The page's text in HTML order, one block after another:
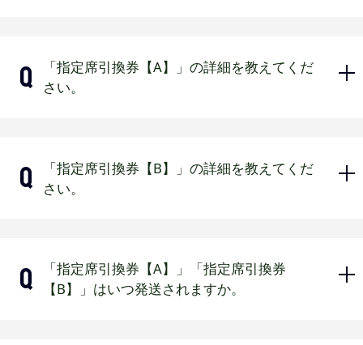
本券はいかなる場合も再発行いたしません。
本券は換金できません。
前売券先行販売期間中の引き換え、事
前予約はできません。
一般販売よりお引き換えください。
「指定席引換券【A】」の詳細を教えてくだ
さい。
京セラドーム大阪：S指定席以下、ほ
っともっとフィールド神戸：ネット
裏指定席以下（予定）
一般販売から引換可能です。（先行
販売期間中の引換は不可）
「指定席引換券【B】」の詳細を教えてくだ
さい。
京セラドーム大阪：B指定席以下、ほ
っともっとフィールド神戸：2階C指
定席以下（予定）
「指定席引換券【A】」「指定席引換券
【B】」はいつ発送されますか。